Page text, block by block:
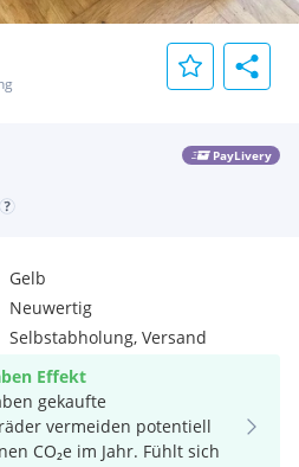
PayLivery
Gelb
Neuwertig
Selbstabholung, Versand
Effekt
gekaufte
vermeiden potentiell
CO₂e im Jahr. Fühlt sich